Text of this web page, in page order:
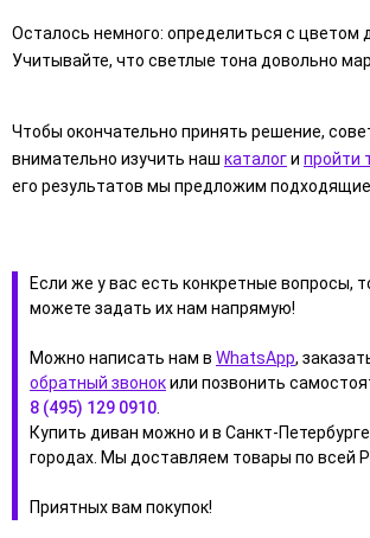
Осталось немного: определиться с цветом
Учитывайте, что светлые тона довольно
Чтобы окончательно принять решение,
внимательно изучить наш каталоги пройти
его результатов мы предложим
Если же у вас есть конкретные вопросы,
можете задать их нам напрямую!
Можно написать нам в WhatsApp,
обратный звонокили позвонить
8 (495) 129 0910
Купить диван можно и в Санкт-
городах. Мы доставляем товары по всей
Приятных вам покупок!